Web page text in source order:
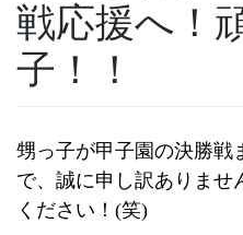
戦応援へ！
子！！
甥っ子が甲子園の決勝戦
で、誠に申し訳ありませ
ください！(笑)